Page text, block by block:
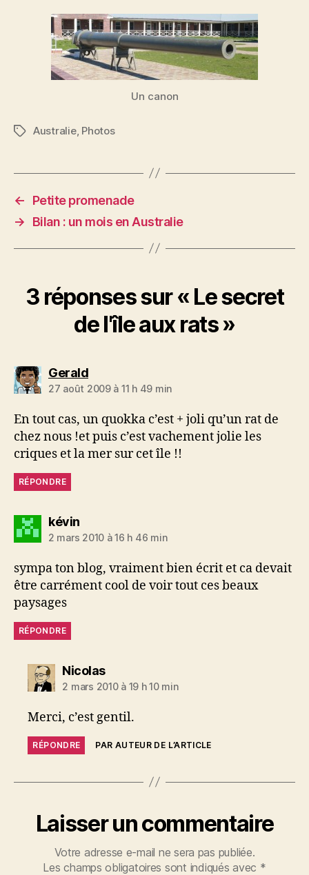
Un canon
Étiquettes
Australie, Photos
←
Petite promenade
→
Bilan : un mois en Australie
3 réponses sur « Le secret
de l'île aux rats »
Geralddit :
27 août 2009 à 11 h 49 min
En tout cas, un quokka c’est + joli qu’un rat de
chez nous !et puis c’est vachement jolie les
criques et la mer sur cet île !!
RÉPONDRE
kévindit :
2 mars 2010 à 16 h 46 min
sympa ton blog, vraiment bien écrit et ca devait
être carrément cool de voir tout ces beaux
paysages
RÉPONDRE
Nicolasdit :
2 mars 2010 à 19 h 10 min
Merci, c’est gentil.
RÉPONDRE PAR AUTEUR DE L’ARTICLE
Laisser un commentaire
Votre adresse e-mail ne sera pas publiée.
Les champs obligatoires sont indiqués avec *